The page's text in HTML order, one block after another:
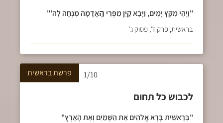
"וַיְהִי מִקֵּץ יָמִים, וַיָּבֵא קַיִן מִפְּרִי הָֽאֲדָמָה מִנְחָה לַה'"
בראשית, פרק ד', פסוק ג'
1/10 פרשתבראשית
לכבוש כל תחום
"בְּרֵאשִׁית בָּרָא אֱלֹהִים אֵת הַשָּׁמַיִם וְאֵת הָאָרֶץ"